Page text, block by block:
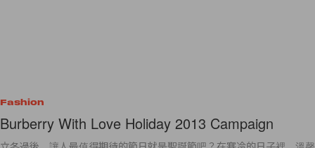
Fashion
Burberry With Love Holiday 2013 Campaign